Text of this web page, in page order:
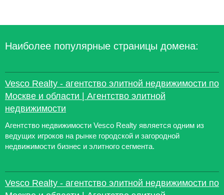
Наиболее популярные страницы домена:
Vesco Realty - агентство элитной недвижимости по
Москве и области | Агентство элитной
недвижимости
Агентство недвижимости Vesco Realty является одним из
ведущих игроков на рынке городской и загородной
недвижимости бизнес и элитного сегмента.
Vesco Realty - агентство элитной недвижимости по